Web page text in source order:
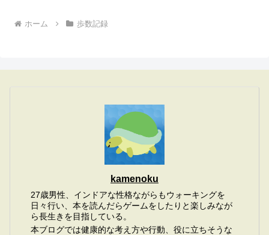
ホーム 歩数記録
kamenoku
27歳男性、インドアな性格ながらもウォーキングを
日々行い、本を読んだらゲームをしたりと楽しみなが
ら長生きを目指している。
本ブログでは健康的な考え方や行動、役に立ちそうな